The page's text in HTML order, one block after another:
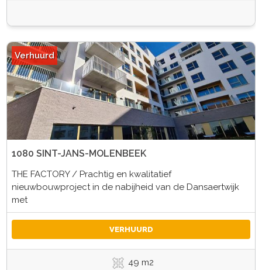
Verhuurd
1080 SINT-JANS-MOLENBEEK
THE FACTORY / Prachtig en kwalitatief
nieuwbouwproject in de nabijheid van de Dansaertwijk
met
VERHUURD
49 m2